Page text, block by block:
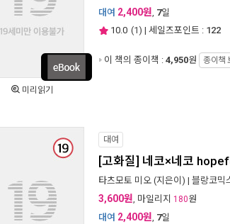
미리읽기
대여 2,400원, 7일
10.0 (1) | 세일즈포인트 : 122
이 책의 종이책 : 4,950원 종이책
대여
[고화질] 네코×네코
타츠모토 미오 (지은이) | 블랑코믹
3,600원, 마일리지 180원
대여 2,400원, 7일